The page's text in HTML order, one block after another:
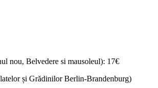
nou, Belvedere si mausoleul): 17€
și Grădinilor Berlin-Brandenburg)